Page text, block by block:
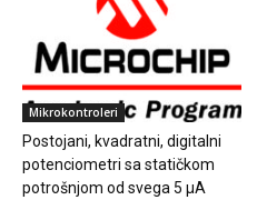
Mikrokontroleri
Postojani, kvadratni, digitalni
potenciometri sa statičkom
potrošnjom od svega 5 μA